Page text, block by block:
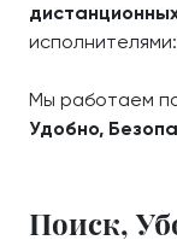
исполнителями:
Мы работаем
Удобно,
Поиск,